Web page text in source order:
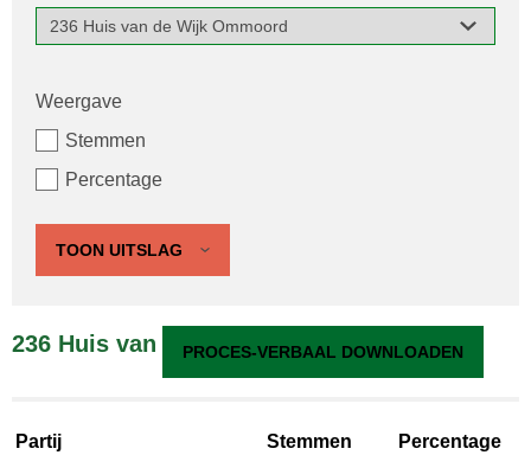
Weergave
Stemmen
Percentage
TOON UITSLAG
236 Huis van de Wijk Ommoord
PROCES-VERBAAL DOWNLOADEN
Partij Stemmen Percentage